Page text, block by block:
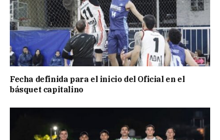
Fecha definida para el inicio del Oficial en el
básquet capitalino